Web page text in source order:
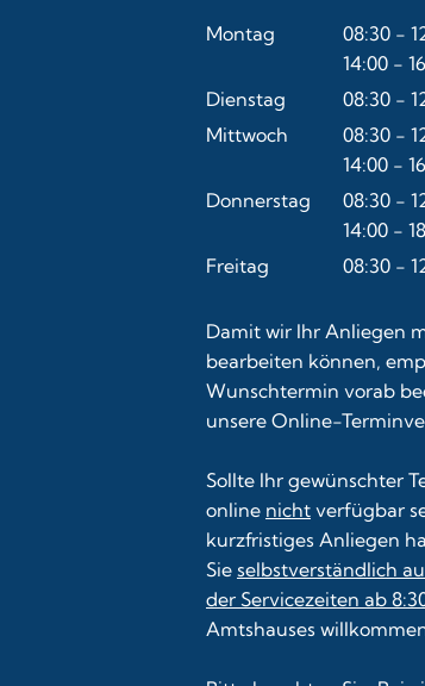
Montag 08:30 -
Von
14:00 -
Von
Dienstag 08:30 -
Von
Mittwoch 08:30 -
Von
14:00 -
Von
Donnerstag 08:30 -
Von
14:00 -
Von
Freitag 08:30 -
Damit wir Ihr Anliegen
bearbeiten können,
Wunschtermin vorab
unsere Online-
Sollte Ihr gewünschter
online nicht verfügbar
kurzfristiges Anliegen
Sie selbstverständlich
der Servicezeiten ab
Amtshauses